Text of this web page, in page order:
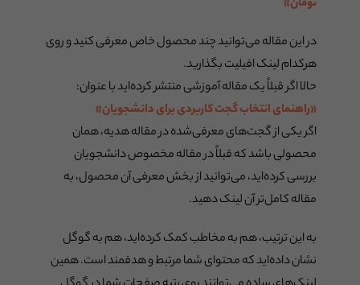
تومان»
در این مقاله می‌توانید چند محصول خاص معرفی کنید و روی
هرکدام لینک افیلیت بگذارید.
حالا اگر قبلاً یک مقاله آموزشی منتشر کرده‌اید با عنوان:
«راهنمای انتخاب گجت کاربردی برای دانشجویان»
اگر یکی از گجت‌های معرفی‌شده در مقاله هدیه، همان
محصولی باشد که قبلاً در مقاله مخصوص دانشجویان
بررسی کرده‌اید، می‌توانید از بخش معرفی آن محصول، به
مقاله کامل‌تر آن لینک دهید.
به این ترتیب، هم به مخاطب کمک کرده‌اید، هم به گوگل
نشان داده‌اید که محتوای شما مرتبط و هدفمند است. همین